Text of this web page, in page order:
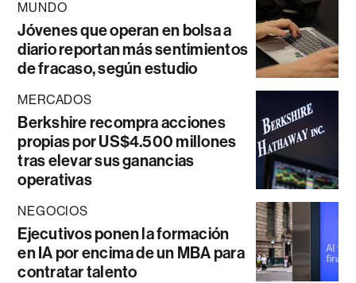
MUNDO
Jóvenes que operan en bolsa a
diario reportan más sentimientos
de fracaso, según estudio
MERCADOS
Berkshire recompra acciones
propias por US$4.500 millones
tras elevar sus ganancias
operativas
NEGOCIOS
Ejecutivos ponen la formación
en IA por encima de un MBA para
contratar talento